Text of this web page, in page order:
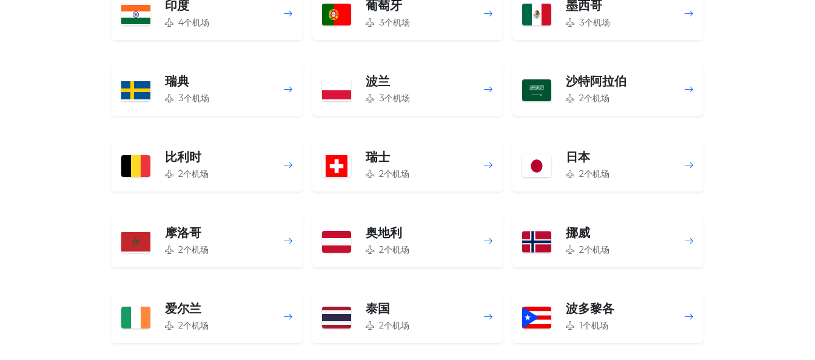
印度
4个机场
葡萄牙
3个机场
墨西哥
3个机场
瑞典
3个机场
波兰
3个机场
沙特阿拉伯
2个机场
比利时
2个机场
瑞士
2个机场
日本
2个机场
摩洛哥
2个机场
奥地利
2个机场
挪威
2个机场
爱尔兰
2个机场
泰国
2个机场
波多黎各
1个机场